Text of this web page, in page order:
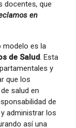
docentes, que
en
modelo es la
de Salud. Esta
y
que los
salud en
de
administrar los
así una